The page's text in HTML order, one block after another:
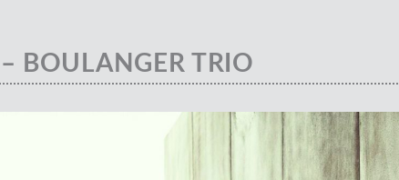
BOULANGER TRIO